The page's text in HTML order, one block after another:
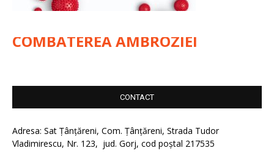
COMBATEREA AMBROZIEI
CONTACT
Adresa: Sat Țânțăreni, Com. Țânțăreni, Strada Tudor
Vladimirescu, Nr. 123, jud. Gorj, cod poștal 217535